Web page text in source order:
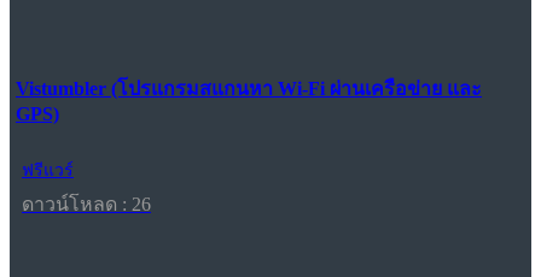
Vistumbler (โปรแกรมสแกนหา Wi-Fi ผ่านเครือข่าย และ
GPS)
ฟรีแวร์
ดาวน์โหลด : 26